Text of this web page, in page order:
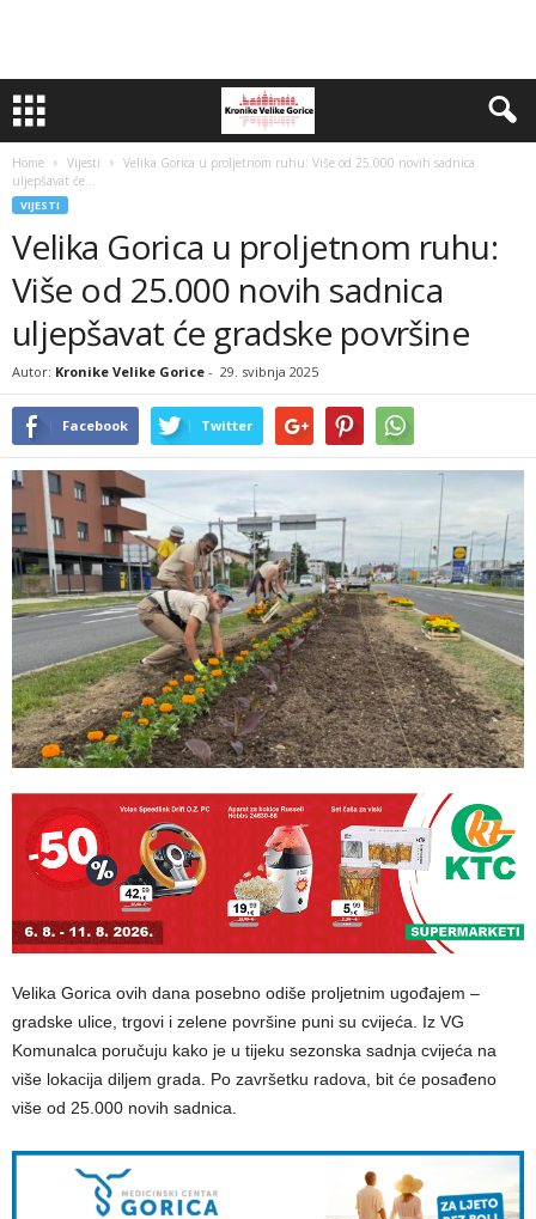
Home Vijesti
Velika Gorica u proljetnom ruhu: Više od 25.000 novih sadnica
uljepšavat će...
VIJESTI
Velika Gorica u proljetnom ruhu:
Više od 25.000 novih sadnica
uljepšavat će gradske površine
Autor: Kronike Velike Gorice - 29. svibnja 2025
Facebook Twitter
Velika Gorica ovih dana posebno odiše proljetnim ugođajem –
gradske ulice, trgovi i zelene površine puni su cvijeća. Iz VG
Komunalca poručuju kako je u tijeku sezonska sadnja cvijeća na
više lokacija diljem grada. Po završetku radova, bit će posađeno
više od 25.000 novih sadnica.